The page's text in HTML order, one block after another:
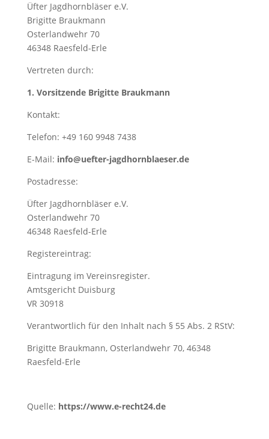
Üfter Jagdhornbläser e.V.
Brigitte Braukmann
Osterlandwehr 70
46348 Raesfeld-Erle
Vertreten durch:
1. Vorsitzende Brigitte Braukmann
Kontakt:
Telefon: +49 160 9948 7438
E-Mail: info@uefter-jagdhornblaeser.de
Postadresse:
Üfter Jagdhornbläser e.V.
Osterlandwehr 70
46348 Raesfeld-Erle
Registereintrag:
Eintragung im Vereinsregister.
Amtsgericht Duisburg
VR 30918
Verantwortlich für den Inhalt nach § 55 Abs. 2 RStV:
Brigitte Braukmann, Osterlandwehr 70, 46348
Raesfeld-Erle
Quelle: https://www.e-recht24.de